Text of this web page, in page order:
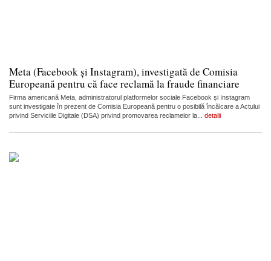
Meta (Facebook și Instagram), investigată de Comisia
Europeană pentru că face reclamă la fraude financiare
Firma americană Meta, administratorul platformelor sociale Facebook și Instagram
sunt investigate în prezent de Comisia Europeană pentru o posibilă încălcare a Actului
privind Serviciile Digitale (DSA) privind promovarea reclamelor la... detalii